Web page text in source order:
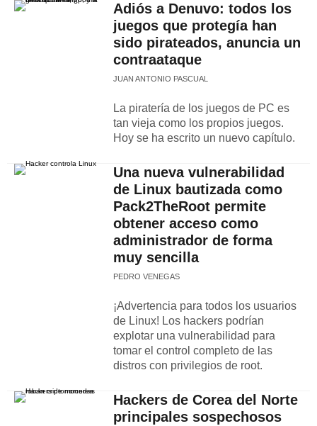
Adiós a Denuvo: todos los
juegos que protegía han
sido pirateados, anuncia un
contraataque
JUAN ANTONIO PASCUAL
La piratería de los juegos de PC es
tan vieja como los propios juegos.
Hoy se ha escrito un nuevo capítulo.
Una nueva vulnerabilidad
de Linux bautizada como
Pack2TheRoot permite
obtener acceso como
administrador de forma
muy sencilla
PEDRO VENEGAS
¡Advertencia para todos los usuarios
de Linux! Los hackers podrían
explotar una vulnerabilidad para
tomar el control completo de las
distros con privilegios de root.
Hackers de Corea del Norte
principales sospechosos